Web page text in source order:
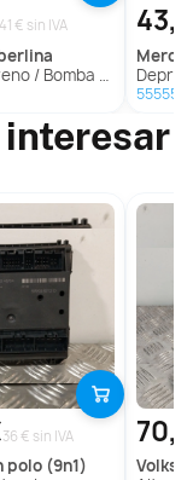
41 € sin IVA
para Citroën C4 Berlina
Depresor Freno /
interesar
36 € sin IVA
polo (9n1)